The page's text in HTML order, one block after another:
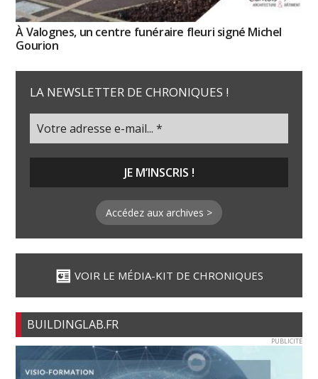
À Valognes, un centre funéraire fleuri signé Michel
Gourion
LA NEWSLETTER DE CHRONIQUES !
Accédez aux archives >
VOIR LE MÉDIA-KIT DE CHRONIQUES
BUILDINGLAB.FR
PUBLICITE